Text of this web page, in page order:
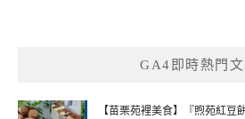
GA4即時熱門
【苗栗苑裡美食】『煦苑紅豆